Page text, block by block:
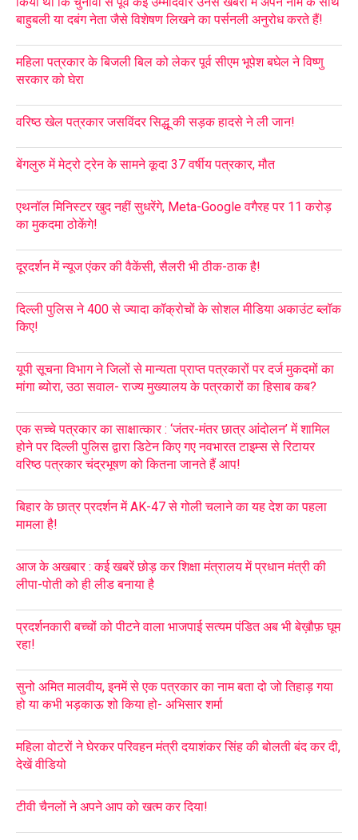
बाहुबली या दबंग नेता जैसे विशेषण लिखने का पर्सनली अनुरोध करते हैं!
महिला पत्रकार के बिजली बिल को लेकर पूर्व सीएम भूपेश बघेल ने विष्णु
सरकार को घेरा
वरिष्ठ खेल पत्रकार जसविंदर सिद्धू की सड़क हादसे ने ली जान!
बेंगलुरु में मेट्रो ट्रेन के सामने कूदा 37 वर्षीय पत्रकार, मौत
एथनॉल मिनिस्टर खुद नहीं सुधरेंगे, Meta-Google वगैरह पर 11 करोड़
का मुकदमा ठोकेंगे!
दूरदर्शन में न्यूज एंकर की वैकेंसी, सैलरी भी ठीक-ठाक है!
दिल्ली पुलिस ने 400 से ज्यादा कॉक्रोचों के सोशल मीडिया अकाउंट ब्लॉक
किए!
यूपी सूचना विभाग ने जिलों से मान्यता प्राप्त पत्रकारों पर दर्ज मुकदमों का
मांगा ब्योरा, उठा सवाल- राज्य मुख्यालय के पत्रकारों का हिसाब कब?
एक सच्चे पत्रकार का साक्षात्कार : ‘जंतर-मंतर छात्र आंदोलन’ में शामिल
होने पर दिल्ली पुलिस द्वारा डिटेन किए गए नवभारत टाइम्स से रिटायर
वरिष्ठ पत्रकार चंद्रभूषण को कितना जानते हैं आप!
बिहार के छात्र प्रदर्शन में AK-47 से गोली चलाने का यह देश का पहला
मामला है!
आज के अखबार : कई खबरें छोड़ कर शिक्षा मंत्रालय में प्रधान मंत्री की
लीपा-पोती को ही लीड बनाया है
प्रदर्शनकारी बच्चों को पीटने वाला भाजपाई सत्यम पंडित अब भी बेख़ौफ़ घूम
रहा!
सुनो अमित मालवीय, इनमें से एक पत्रकार का नाम बता दो जो तिहाड़ गया
हो या कभी भड़काऊ शो किया हो- अभिसार शर्मा
महिला वोटरों ने घेरकर परिवहन मंत्री दयाशंकर सिंह की बोलती बंद कर दी,
देखें वीडियो
टीवी चैनलों ने अपने आप को खत्म कर दिया!